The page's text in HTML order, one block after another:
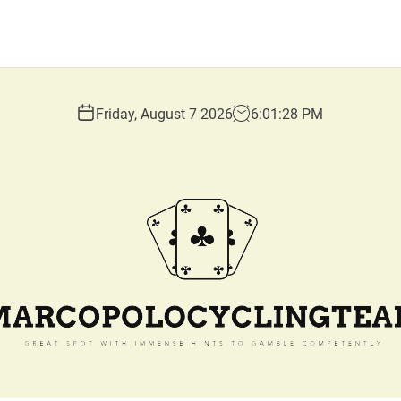
Friday, August 7 2026 6:01 :29 PM